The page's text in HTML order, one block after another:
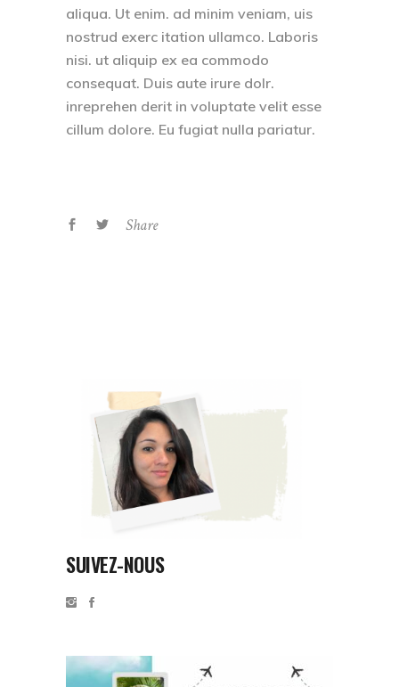
aliqua. Ut enim. ad minim veniam, uis
nostrud exerc itation ullamco. Laboris
nisi. ut aliquip ex ea commodo
consequat. Duis aute irure dolr.
inreprehen derit in voluptate velit esse
cillum dolore. Eu fugiat nulla pariatur.
Share
SUIVEZ-NOUS